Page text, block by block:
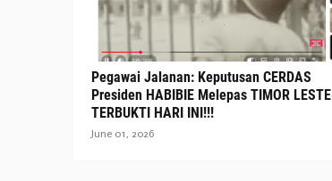
Pegawai Jalanan: Keputusan CERDAS
Presiden HABIBIE Melepas TIMOR LESTE
TERBUKTI HARI INI!!!
June 01, 2026